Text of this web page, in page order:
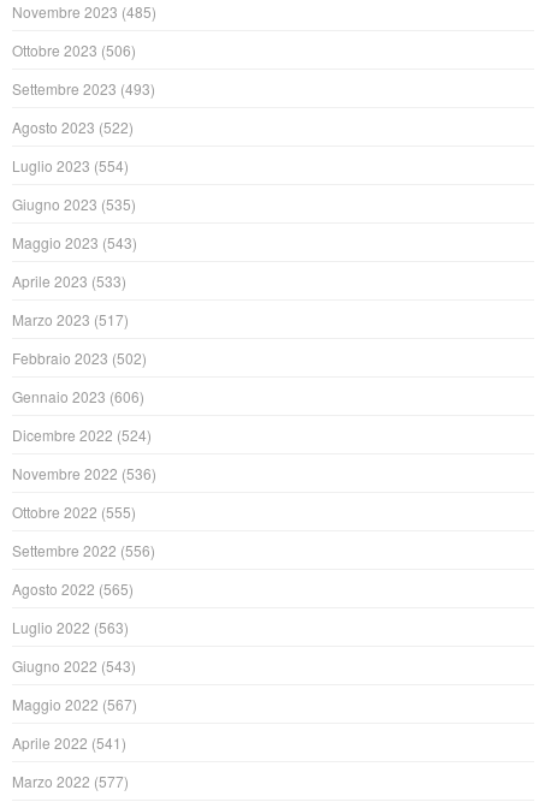
Novembre 2023 (485)
Ottobre 2023 (506)
Settembre 2023 (493)
Agosto 2023 (522)
Luglio 2023 (554)
Giugno 2023 (535)
Maggio 2023 (543)
Aprile 2023 (533)
Marzo 2023 (517)
Febbraio 2023 (502)
Gennaio 2023 (606)
Dicembre 2022 (524)
Novembre 2022 (536)
Ottobre 2022 (555)
Settembre 2022 (556)
Agosto 2022 (565)
Luglio 2022 (563)
Giugno 2022 (543)
Maggio 2022 (567)
Aprile 2022 (541)
Marzo 2022 (577)